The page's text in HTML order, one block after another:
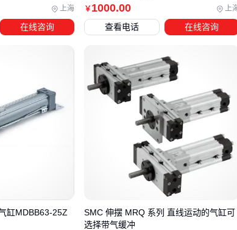
阻尼支撑杆
设备（如机床护罩、控制柜）对稳定性和耐用性要求更
救援等特殊场景则需要兼顾便携性和快速响应能力
气缸支撑杆无法满足特殊需求时，可考虑定制化方案。
要适应非标安装空间或极端环境时，带铣扁头设计的阻
或耐高压气动支撑器往往能更好解决问题。但要注意
通常需要更长的交付周期。
需关注配套接口的兼容性。螺纹连接的气动支撑器适合
备标准化安装，而带快拆接头的阻尼支撑杆则更方便家
更换。选型时建议先确认现有设备的接口类型，避免采
直接安装。
上海
在线咨询
￥ 1000.00 上
查看电话 在线咨询
缸MDBB63-25Z
SMC 伸摆 MRQ 系列 直线运动的气缸可
选择带气缓冲